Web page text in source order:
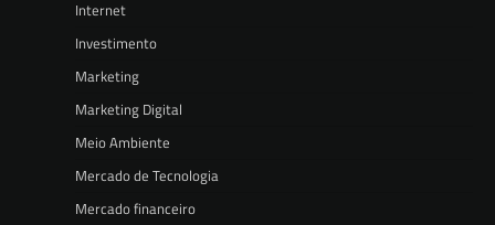
Internet
Investimento
Marketing
Marketing Digital
Meio Ambiente
Mercado de Tecnologia
Mercado financeiro